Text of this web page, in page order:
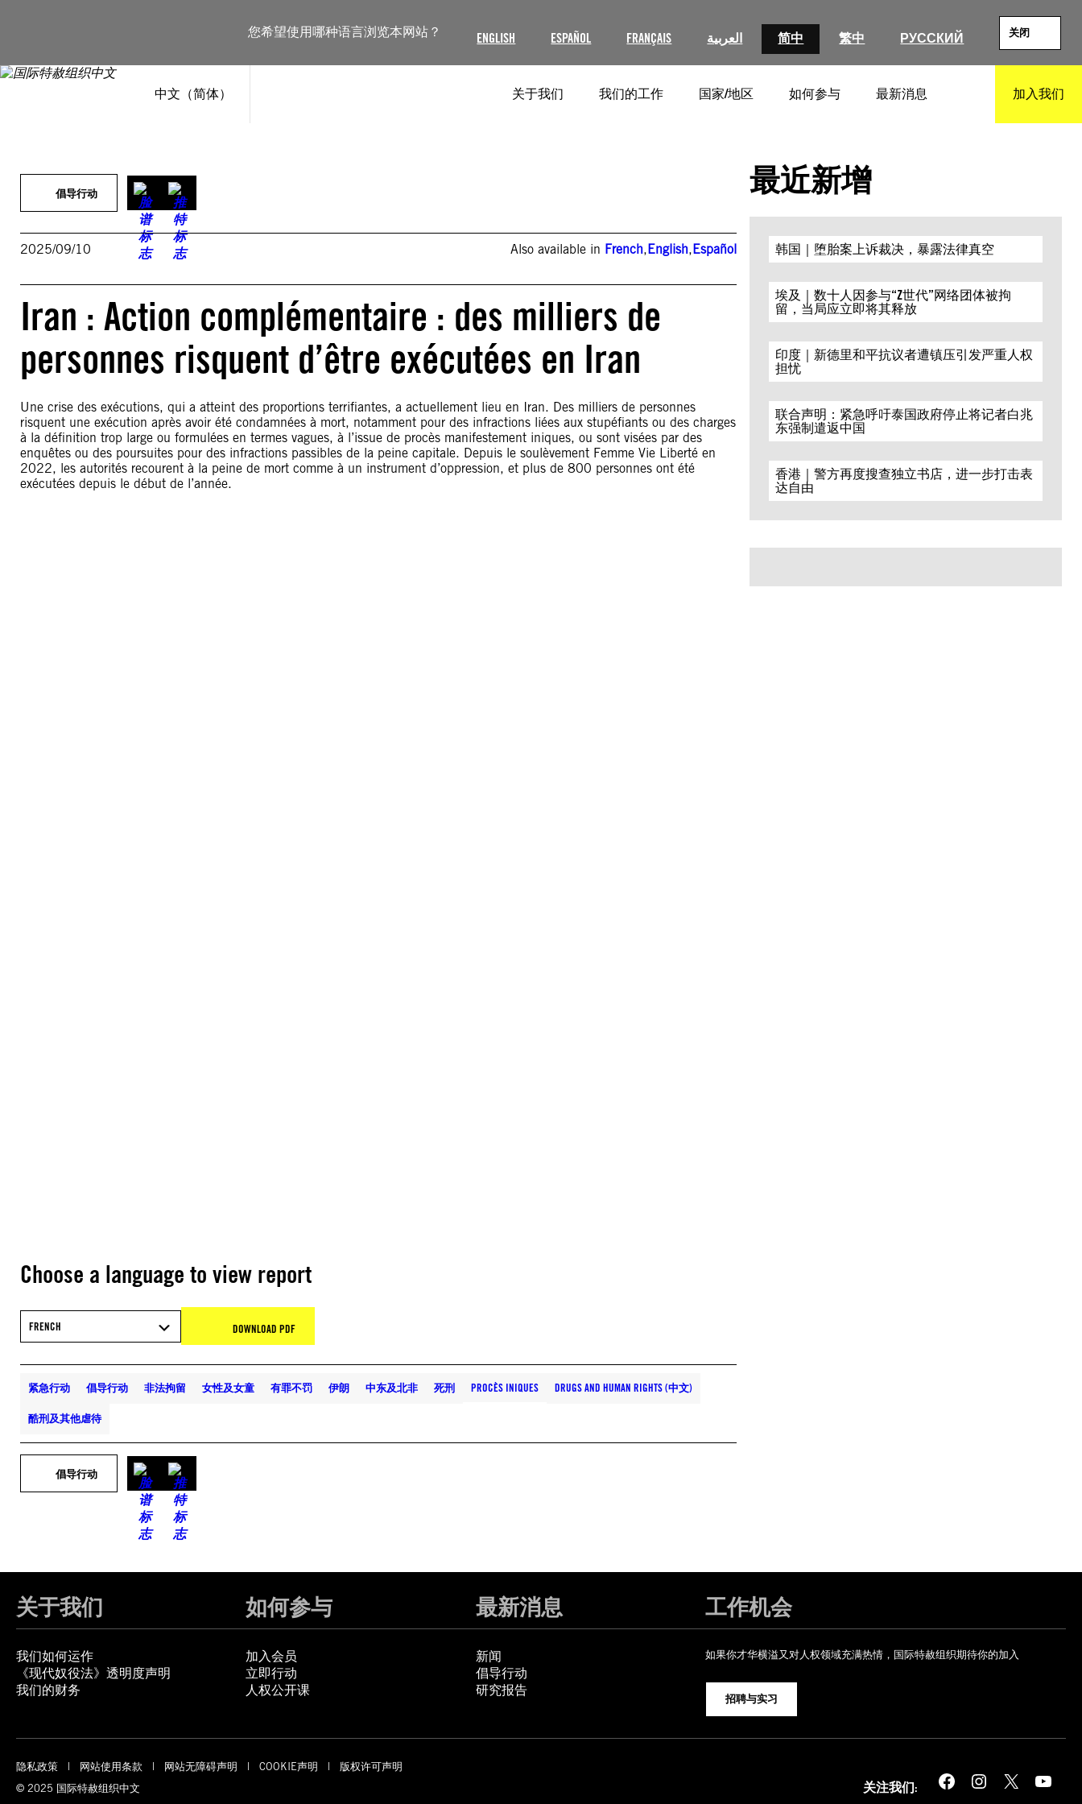
您希望使用哪种语言浏览本网站？ ENGLISH ESPAÑOL FRANÇAIS العربية 简中 繁中 РУССКИЙ 关闭
中文（简体） 关于我们 我们的工作 国家/地区 如何参与 最新消息 加入我们
倡导行动
2025/09/10 Also available in French,English,Español
Iran : Action complémentaire : des milliers de
personnes risquent d’être exécutées en Iran
Une crise des exécutions, qui a atteint des proportions terrifiantes, a actuellement lieu en Iran. Des milliers de personnes
risquent une exécution après avoir été condamnées à mort, notamment pour des infractions liées aux stupéfiants ou des charges
à la définition trop large ou formulées en termes vagues, à l’issue de procès manifestement iniques, ou sont visées par des
enquêtes ou des poursuites pour des infractions passibles de la peine capitale. Depuis le soulèvement Femme Vie Liberté en
2022, les autorités recourent à la peine de mort comme à un instrument d’oppression, et plus de 800 personnes ont été
exécutées depuis le début de l’année.
Choose a language to view report
FRENCH DOWNLOAD PDF
紧急行动 倡导行动 非法拘留 女性及女童 有罪不罚 伊朗 中东及北非 死刑 PROCÈS INIQUES DRUGS AND HUMAN RIGHTS (中文)
酷刑及其他虐待
倡导行动
最近新增
韩国｜堕胎案上诉裁决，暴露法律真空
埃及｜数十人因参与“Z世代”网络团体被拘
留，当局应立即将其释放
印度｜新德里和平抗议者遭镇压引发严重人权
担忧
联合声明：紧急呼吁泰国政府停止将记者白兆
东强制遣返中国
香港｜警方再度搜查独立书店，进一步打击表
达自由
关于我们
我们如何运作
《现代奴役法》透明度声明
我们的财务
如何参与
加入会员
立即行动
人权公开课
最新消息
新闻
倡导行动
研究报告
工作机会
如果你才华横溢又对人权领域充满热情，国际特赦组织期待你的加入
招聘与实习
隐私政策 网站使用条款 网站无障碍声明 COOKIE声明
版权许可声明
© 2025 国际特赦组织中文
关注我们: Facebook Instagram X YouTube